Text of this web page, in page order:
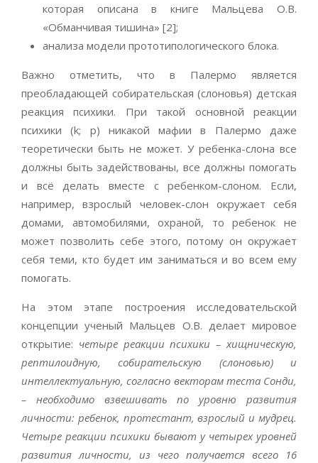
которая описана в книге Мальцева О.В.
«Обманчивая тишина» [2];
анализа модели прототипологического блока.
Важно отметить, что в Палермо является
преобладающей собирательская (слоновья) детская
реакция психики. При такой основной реакции
психики (k; p) никакой мафии в Палермо даже
теоретически быть не может. У ребенка-слона все
должны быть задействованы, все должны помогать
и всё делать вместе с ребенком-слоном. Если,
например, взрослый человек-слон окружает себя
домами, автомобилями, охраной, то ребенок не
может позволить себе этого, потому он окружает
себя теми, кто будет им заниматься и во всем ему
помогать.
На этом этапе построения исследовательской
концепции ученый Мальцев О.В. делает мировое
открытие: четыре реакции психики – хищническую,
рептилоидную, собирательскую (слоновью) и
интеллектуальную, согласно векторам теста Сонди,
– необходимо взвешивать по уровню развития
личности: ребенок, протестант, взрослый и мудрец.
Четыре реакции психики бывают у четырех уровней
развития личности, из чего получается всего 16